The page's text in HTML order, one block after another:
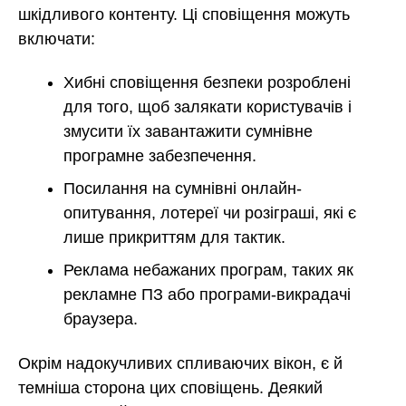
шкідливого контенту. Ці сповіщення можуть
включати:
Хибні сповіщення безпеки розроблені
для того, щоб залякати користувачів і
змусити їх завантажити сумнівне
програмне забезпечення.
Посилання на сумнівні онлайн-
опитування, лотереї чи розіграші, які є
лише прикриттям для тактик.
Реклама небажаних програм, таких як
рекламне ПЗ або програми-викрадачі
браузера.
Окрім надокучливих спливаючих вікон, є й
темніша сторона цих сповіщень. Деякий